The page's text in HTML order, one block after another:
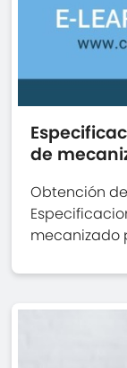
de
Obtención
mecanizado